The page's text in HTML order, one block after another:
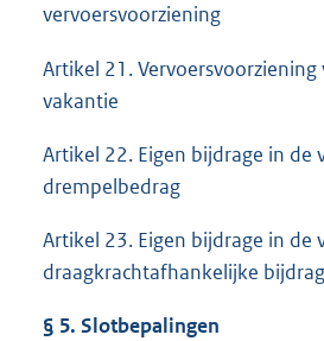
vervoersvoorziening
Artikel 21.
vakantie
Artikel 22. Eigen bijdrage in de
drempelbedrag
Artikel 23. Eigen bijdrage in de
draagkrachtafhankelijke
§ 5. Slotbepalingen